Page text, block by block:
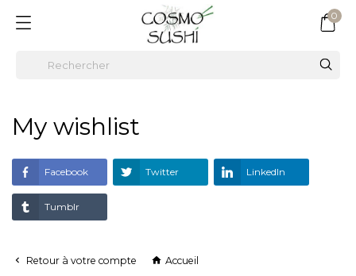
0
My wishlist
Facebook Twitter LinkedIn
Tumblr
 Retour à votre compte  Accueil